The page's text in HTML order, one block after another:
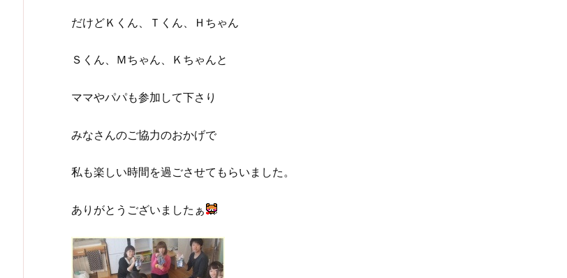
だけどＫくん、Ｔくん、Ｈちゃん
Ｓくん、Ｍちゃん、Ｋちゃんと
ママやパパも参加して下さり
みなさんのご協力のおかげで
私も楽しい時間を過ごさせてもらいました。
ありがとうございましたぁ